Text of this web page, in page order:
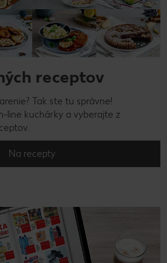
receptov
Tak ste tu správne!
line kuchárky a vyberajte z
Na recepty